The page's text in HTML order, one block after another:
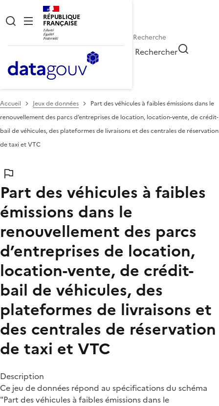
RÉPUBLIQUE
FRANÇAISE
Rechercher
Accueil Jeux de données
Part des véhicules à faibles émissions dans le
renouvellement des parcs d’entreprises de location, location-vente, de crédit-
bail de véhicules, des plateformes de livraisons et des centrales de réservation
de taxi et VTC
Part des véhicules à faibles
émissions dans le
renouvellement des parcs
d’entreprises de location,
location-vente, de crédit-
bail de véhicules, des
plateformes de livraisons et
des centrales de réservation
de taxi et VTC
Description
Ce jeu de données répond au spécifications du schéma
"Part des véhicules à faibles émissions dans le